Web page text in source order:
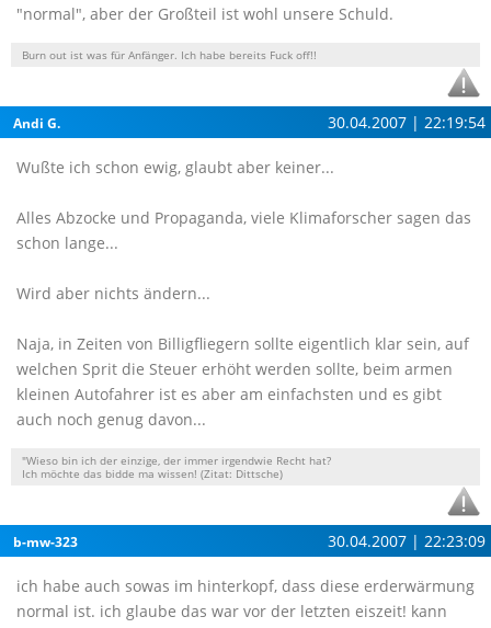
"normal", aber der Großteil ist wohl unsere Schuld.
Burn out ist was für Anfänger. Ich habe bereits Fuck off!!
Andi G. 30.04.2007 | 22:19:54
Wußte ich schon ewig, glaubt aber keiner...
Alles Abzocke und Propaganda, viele Klimaforscher sagen das
schon lange...
Wird aber nichts ändern...
Naja, in Zeiten von Billigfliegern sollte eigentlich klar sein, auf
welchen Sprit die Steuer erhöht werden sollte, beim armen
kleinen Autofahrer ist es aber am einfachsten und es gibt
auch noch genug davon...
"Wieso bin ich der einzige, der immer irgendwie Recht hat?
Ich möchte das bidde ma wissen! (Zitat: Dittsche)
b-mw-323 30.04.2007 | 22:23:09
ich habe auch sowas im hinterkopf, dass diese erderwärmung
normal ist. ich glaube das war vor der letzten eiszeit! kann